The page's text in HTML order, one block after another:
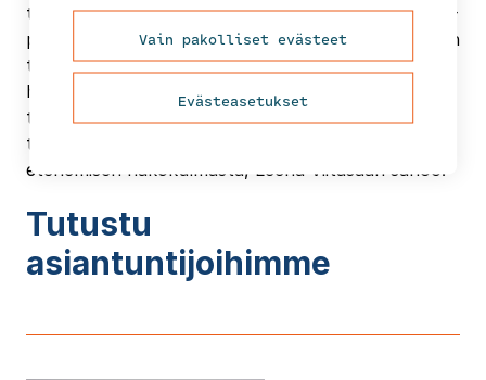
toimijoiden sitoutumista. Poikkeus aikaisempiin CAF-
prosesseihin oli se, että lähdimme työstämään ensin
tuloksia, eli mitä vaikuttavuutta kehitysohjelmalla
haluamme saavuttaa, sen jälkeen työstimme
toimintatapoja. CAF-itsearvioinnin tekeminen oli
tärkeä ja toimiva yhteinen työ kehitysohjelman
etenemisen näkökulmasta, Leena Viitasaari sanoo.
Tutustu
asiantuntijoihimme
Vain pakolliset evästeet
Evästeasetukset